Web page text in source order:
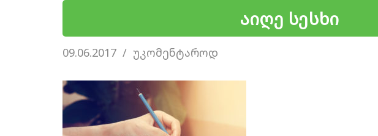
აიღე სესხი
09.06.2017 უკომენტაროდ